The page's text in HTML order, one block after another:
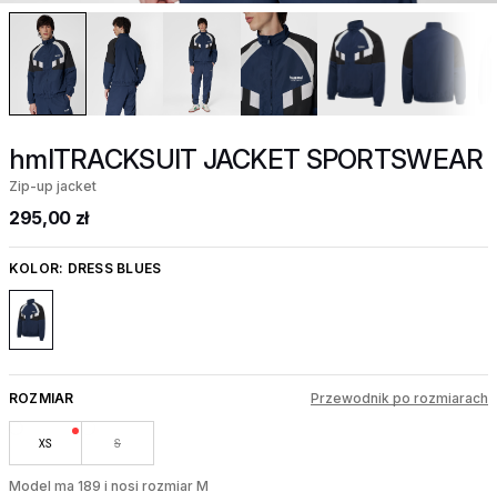
hmlTRACKSUIT JACKET SPORTSWEAR
Zip-up jacket
295,00 zł
KOLOR: DRESS BLUES
ROZMIAR Przewodnik po rozmiarach
XS S
Model ma 189 i nosi rozmiar M